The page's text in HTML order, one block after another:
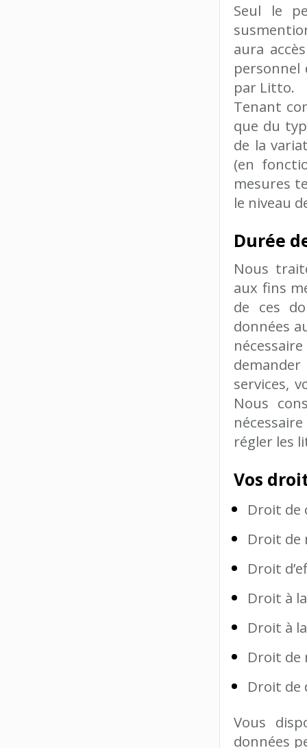
Seul le
aura
personnel
par Litto.
Tenant
que du
de la
(en
mesures
le niveau
Durée
Nous
aux fins
de ces
données
services,
Nous
régler les
Vos
Droit de
Droit de
Droit
Droit à
Droit à
Droit
Droit de
Vous
données